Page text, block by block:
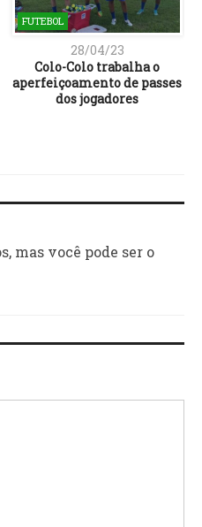
FUTEBOL
28/04/23
Colo-Colo trabalha o
aperfeiçoamento de passes
dos jogadores
mas você pode ser o